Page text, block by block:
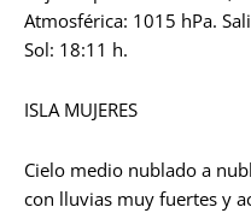
Atmosférica: 1015 hPa.
Sol: 18:11 h.
ISLA MUJERES
Cielo medio nublado a
con lluvias muy fuertes y